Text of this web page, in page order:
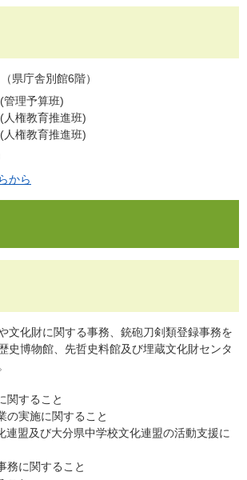
県庁舎別館6階）
管理予算班
人権教育推進班
人権教育推進班
から
文化財に関する事務、銃砲刀剣類登録事務を
史博物館、先哲史料館及び埋蔵文化財センタ
関すること
の実施に関すること
連盟及び大分県中学校文化連盟の活動支援に
務に関すること